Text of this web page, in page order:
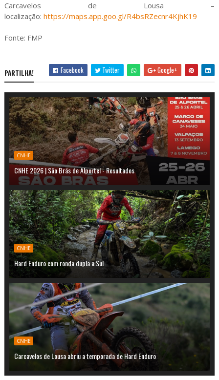
Carcavelos de Lousa –
localização: https://maps.app.goo.gl/R4bsRZecnr4KjhK19
Fonte: FMP
PARTILHA! Facebook Twitter Google+
CNHE
CNHE 2026 | São Brás de Alportel - Resultados
CNHE
Hard Enduro com ronda dupla a Sul
CNHE
Carcavelos de Lousa abriu a temporada de Hard Enduro